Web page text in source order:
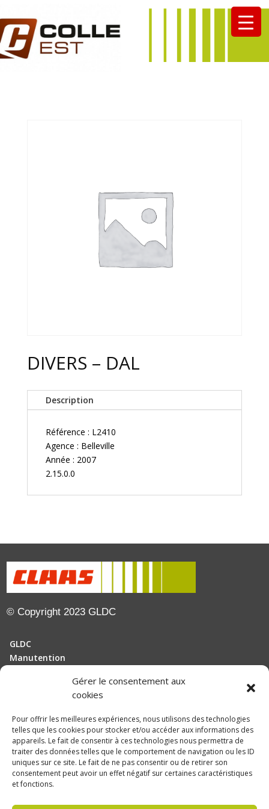
Gérer le consentement aux
cookies
Pour offrir les meilleures expériences, nous utilisons des technologies
telles que les cookies pour stocker et/ou accéder aux informations des
appareils. Le fait de consentir à ces technologies nous permettra de
traiter des données telles que le comportement de navigation ou les ID
uniques sur ce site. Le fait de ne pas consentir ou de retirer son
consentement peut avoir un effet négatif sur certaines caractéristiques
et fonctions.
DIVERS – DAL
Description
Référence : L2410
Agence : Belleville
Année : 2007
2.15.0.0
© Copyright 2023 GLDC
GLDC
Manutention
Actualités
Recrutement
Politique de confidentialité